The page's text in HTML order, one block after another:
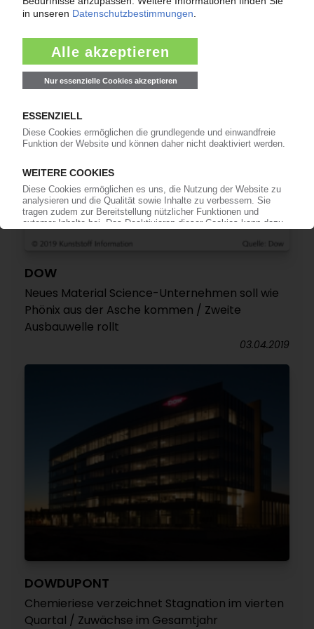
und Compounds
DOW
Neues Material Science-Unternehmen soll wie
Phönix aus der Asche kommen / Zweite
Ausbauwelle rollt
03.04.2019
DOWDUPONT
Chemieriese verzeichnet Stagnation im vierten
Quartal / Zuwächse im Gesamtjahr